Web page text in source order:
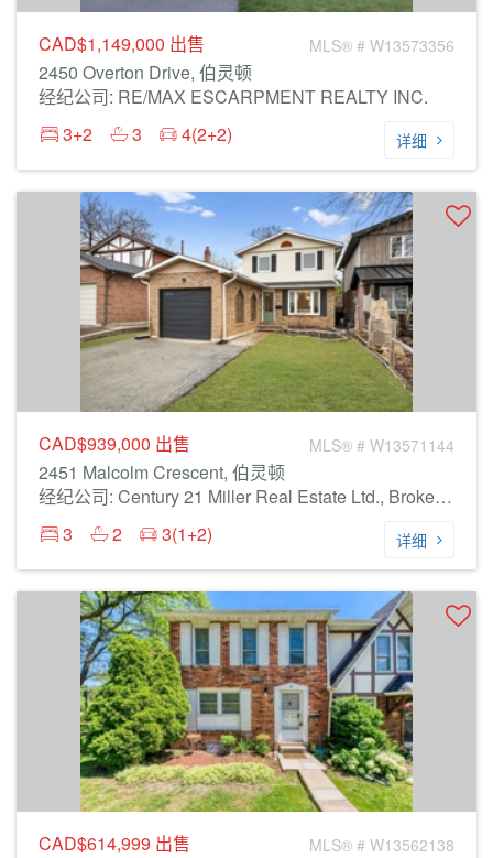
CAD$1,149,000 出售 MLS® # W13573356
2450 Overton Drive, 伯灵顿
经纪公司: RE/MAX ESCARPMENT REALTY INC.
3+2
3 4(2+2) 详细
CAD$939,000 出售 MLS® # W13571144
2451 Malcolm Crescent, 伯灵顿
经纪公司: Century 21 Miller Real Estate Ltd., Brokerage
3
2 3(1+2) 详细
CAD$614,999 出售 MLS® # W13562138